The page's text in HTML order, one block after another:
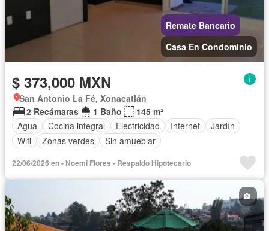
Remate Bancario
Casa En Condominio
$ 373,000 MXN
San Antonio La Fé, Xonacatlán
2 Recámaras
1 Baño
145 m²
Agua
Cocina integral Electricidad Internet
Jardín
Wifi
Zonas verdes Sin amueblar
22/06/2026 en - Noemi Flores - Respaldo Hipotecario